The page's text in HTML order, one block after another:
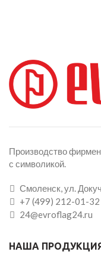
Производство
с символикой.
Смоленск, ул.
+7 (499) 212-01-32
24@evroflag24.ru
НАША